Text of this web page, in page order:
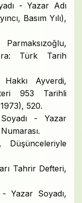
- Yazar Adı
Basım Yılı),
Türk Tarih
Ayverdi,
953 Tarihli
520.
- Yazar
Tahrir Defteri,
Yazar Soyadı,